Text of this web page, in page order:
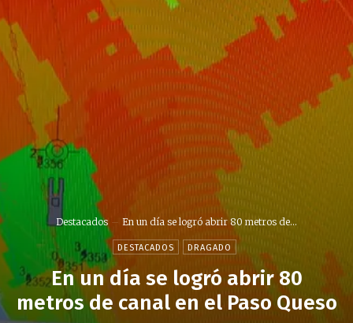
Destacados En un día se logró abrir 80 metros de...
DESTACADOS DRAGADO
En un día se logró abrir 80
metros de canal en el Paso Queso